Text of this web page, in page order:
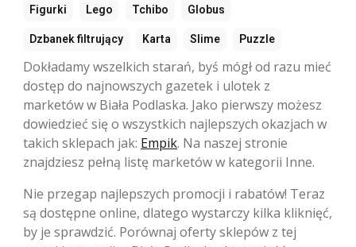
Figurki Lego Tchibo Globus
Dzbanek filtrujący Karta Slime Puzzle
Dokładamy wszelkich starań, byś mógł od razu mieć
dostęp do najnowszych gazetek i ulotek z
marketów w Biała Podlaska. Jako pierwszy możesz
dowiedzieć się o wszystkich najlepszych okazjach w
takich sklepach jak: Empik. Na naszej stronie
znajdziesz pełną listę marketów w kategorii Inne.
Nie przegap najlepszych promocji i rabatów! Teraz
są dostępne online, dlatego wystarczy kilka kliknięć,
by je sprawdzić. Porównaj oferty sklepów z tej